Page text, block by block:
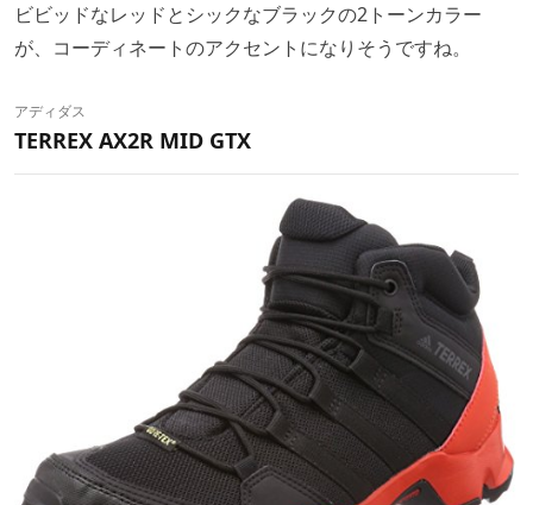
ビビッドなレッドとシックなブラックの2トーンカラー
が、コーディネートのアクセントになりそうですね。
アディダス
TERREX AX2R MID GTX